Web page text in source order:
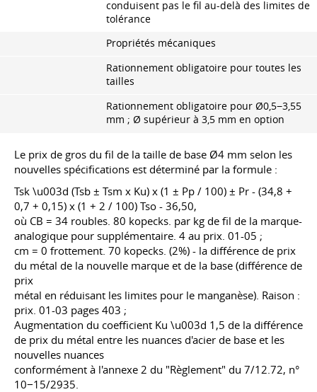
conduisent pas le fil au-delà des limites de
tolérance
Propriétés mécaniques
Rationnement obligatoire pour toutes les
tailles
Rationnement obligatoire pour Ø0,5−3,55
mm ; Ø supérieur à 3,5 mm en option
Le prix de gros du fil de la taille de base Ø4 mm selon les
nouvelles spécifications est déterminé par la formule :
Tsk \u003d (Tsb ± Tsm x Ku) x (1 ± Pp / 100) ± Pr - (34,8 +
0,7 + 0,15) x (1 + 2 / 100) Tso - 36,50,
où CB = 34 roubles. 80 kopecks. par kg de fil de la marque-
analogique pour supplémentaire. 4 au prix. 01-05 ;
cm = 0 frottement. 70 kopecks. (2%) - la différence de prix
du métal de la nouvelle marque et de la base (différence de
prix
métal en réduisant les limites pour le manganèse). Raison :
prix. 01-03 pages 403 ;
Augmentation du coefficient Ku \u003d 1,5 de la différence
de prix du métal entre les nuances d'acier de base et les
nouvelles nuances
conformément à l'annexe 2 du "Règlement" du 7/12.72, n°
10−15/2935.